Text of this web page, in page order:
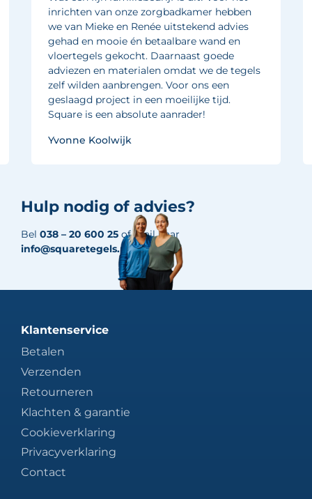
inrichten van onze zorgbadkamer hebben
we van Mieke en Renée uitstekend advies
gehad en mooie én betaalbare wand en
vloertegels gekocht. Daarnaast goede
adviezen en materialen omdat we de tegels
zelf wilden aanbrengen. Voor ons een
geslaagd project in een moeilijke tijd.
Square is een absolute aanrader!
Yvonne Koolwijk
Hulp nodig of advies?
Bel 038 – 20 600 25 of mail naar
info@squaretegels.nl
Klantenservice
Betalen
Verzenden
Retourneren
Klachten & garantie
Cookieverklaring
Privacyverklaring
Contact